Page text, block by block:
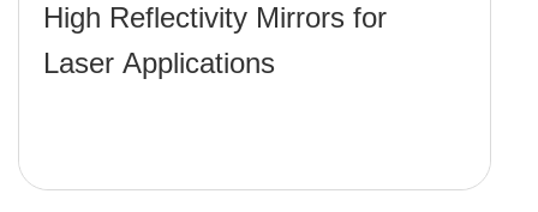
High Reflectivity Mirrors for
Laser Applications